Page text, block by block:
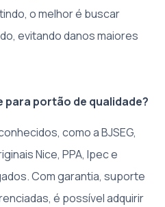
o melhor é buscar
evitando danos maiores
portão de qualidade?
como a BJSEG,
Nice, PPA, Ipec e
Com garantia, suporte
é possível adquirir